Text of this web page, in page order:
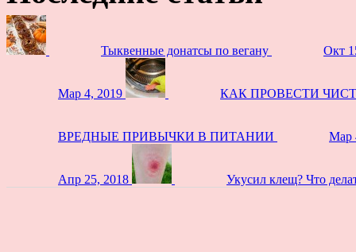
Тыквенные донатсы по вегану Окт
Мар 4, 2019 КАК ПРОВЕСТИ
ВРЕДНЫЕ ПРИВЫЧКИ В ПИТАНИИ Мар
Апр 25, 2018 Укусил клещ? Что